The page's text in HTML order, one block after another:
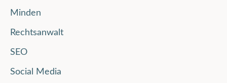
Minden
Rechtsanwalt
SEO
Social Media